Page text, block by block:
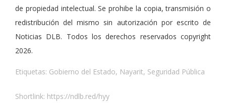
de propiedad intelectual. Se prohibe la copia, transmisión o
redistribución del mismo sin autorización por escrito de
Noticias DLB. Todos los derechos reservados copyright
2026.
Etiquetas: Gobierno del Estado, Nayarit, Seguridad Pública
Shortlink: https://ndlb.red/hyy